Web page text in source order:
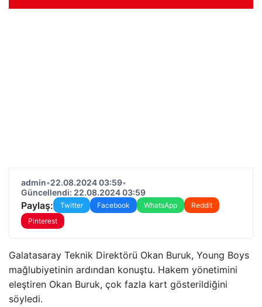
admin•22.08.2024 03:59•
Güncellendi: 22.08.2024 03:59
Paylaş: Twitter Facebook WhatsApp
Reddit
Pinterest
Galatasaray Teknik Direktörü Okan Buruk, Young Boys
mağlubiyetinin ardından konuştu. Hakem yönetimini
eleştiren Okan Buruk, çok fazla kart gösterildiğini
söyledi.